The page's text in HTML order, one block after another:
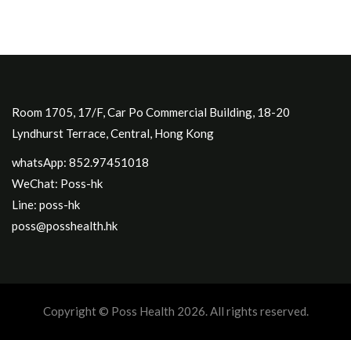
Room 1705, 17/F, Car Po Commercial Building, 18-20
Lyndhurst Terrace, Central, Hong Kong
whatsApp: 852.97451018
WeChat: Poss-hk
Line: poss-hk
poss@posshealth.hk
Copyright © Poss Health 2026. All rights reserved.